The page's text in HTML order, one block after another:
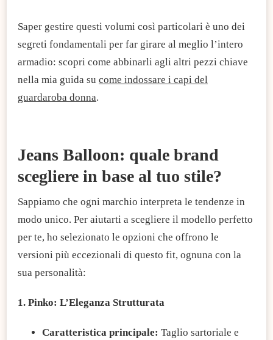
Saper gestire questi volumi così particolari è uno dei
segreti fondamentali per far girare al meglio l’intero
armadio: scopri come abbinarli agli altri pezzi chiave
nella mia guida su come indossare i capi del
guardaroba donna.
Jeans Balloon: quale brand
scegliere in base al tuo stile?​
Sappiamo che ogni marchio interpreta le tendenze in
modo unico. Per aiutarti a scegliere il modello perfetto
per te, ho selezionato le opzioni che offrono le
versioni più eccezionali di questo fit, ognuna con la
sua personalità:​
1. Pinko: L’Eleganza Strutturata
​Caratteristica principale: Taglio sartoriale e